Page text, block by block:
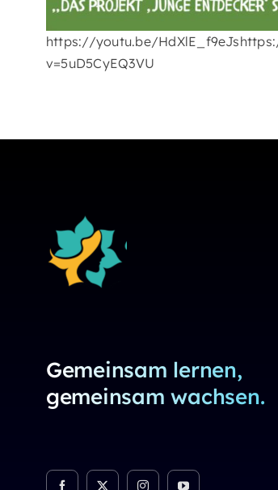
https://youtu.be/
v=5uD5CyEQ3VU
Gemeinsam lernen,
gemeinsam wachsen.